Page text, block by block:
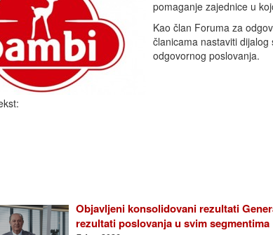
pomaganje zajednice u
Kao član Foruma za
članicama nastaviti
odgovornog poslovanja.
Objavljeni konsolidovani rezultati
rezultati poslovanja u svim segmentima